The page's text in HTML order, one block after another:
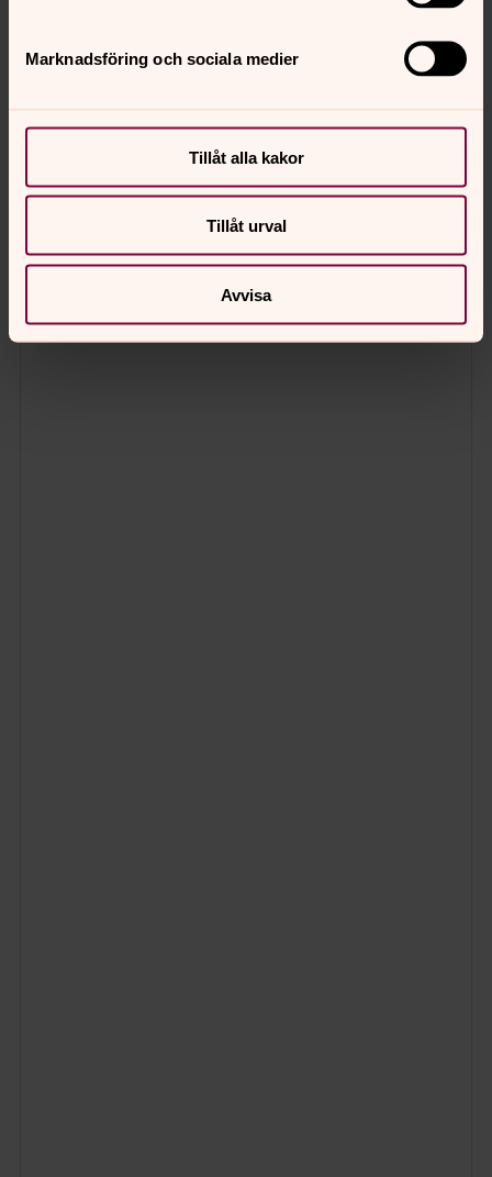
Marknadsföring och sociala medier
Tillåt alla kakor
Tillåt urval
Avvisa